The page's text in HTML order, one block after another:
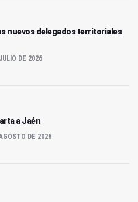
nuevos delegados territoriales
DE 2026
a Jaén
DE 2026